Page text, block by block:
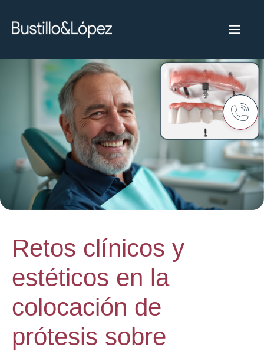
Retos clínicos y
estéticos en la
colocación de
prótesis sobre